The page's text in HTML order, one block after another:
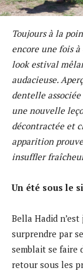
Toujours à la
encore une fois
look estival
audacieuse.
dentelle
une nouvelle
décontractée et
apparition
insuffler
Un été sous le
Bella Hadid n’est
surprendre par
semblait se faire
retour sous les